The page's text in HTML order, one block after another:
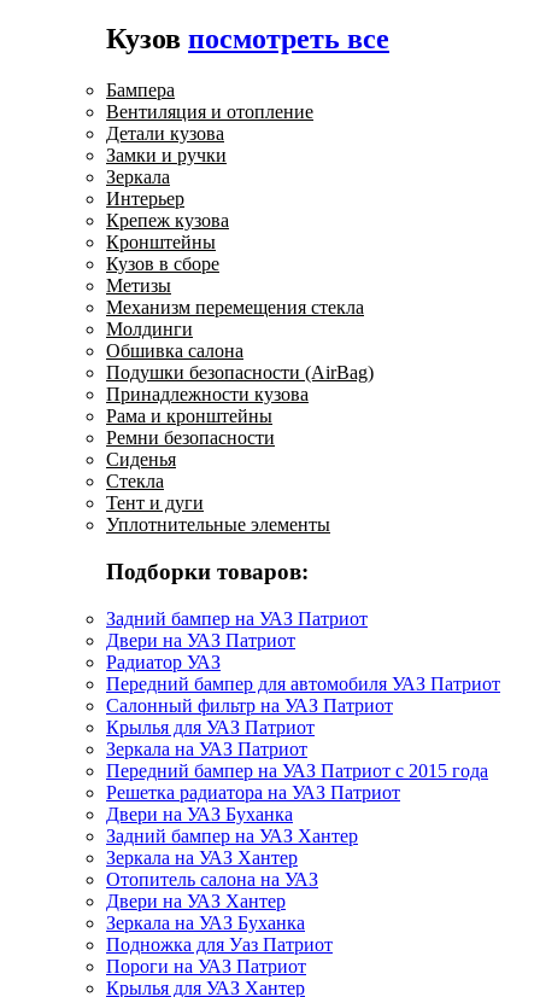
Кузов посмотреть все
Бампера
Вентиляция и отопление
Детали кузова
Замки и ручки
Зеркала
Интерьер
Крепеж кузова
Кронштейны
Кузов в сборе
Метизы
Механизм перемещения стекла
Молдинги
Обшивка салона
Подушки безопасности (AirBag)
Принадлежности кузова
Рама и кронштейны
Ремни безопасности
Сиденья
Стекла
Тент и дуги
Уплотнительные элементы
Подборки товаров:
Задний бампер на УАЗ Патриот
Двери на УАЗ Патриот
Радиатор УАЗ
Передний бампер для автомобиля УАЗ Патриот
Салонный фильтр на УАЗ Патриот
Крылья для УАЗ Патриот
Зеркала на УАЗ Патриот
Передний бампер на УАЗ Патриот с 2015 года
Решетка радиатора на УАЗ Патриот
Двери на УАЗ Буханка
Задний бампер на УАЗ Хантер
Зеркала на УАЗ Хантер
Отопитель салона на УАЗ
Двери на УАЗ Хантер
Зеркала на УАЗ Буханка
Подножка для Уаз Патриот
Пороги на УАЗ Патриот
Крылья для УАЗ Хантер